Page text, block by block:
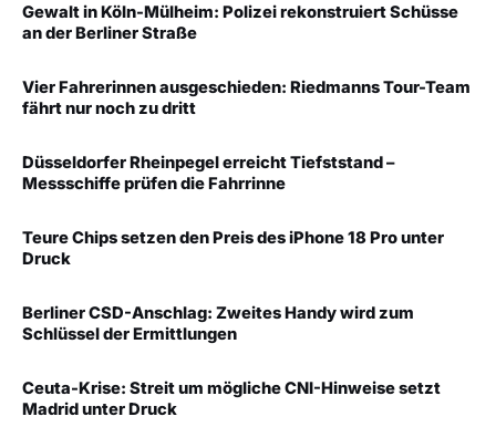
Gewalt in Köln-Mülheim: Polizei rekonstruiert Schüsse
an der Berliner Straße
Vier Fahrerinnen ausgeschieden: Riedmanns Tour-Team
fährt nur noch zu dritt
Düsseldorfer Rheinpegel erreicht Tiefststand –
Messschiffe prüfen die Fahrrinne
Teure Chips setzen den Preis des iPhone 18 Pro unter
Druck
Berliner CSD-Anschlag: Zweites Handy wird zum
Schlüssel der Ermittlungen
Ceuta-Krise: Streit um mögliche CNI-Hinweise setzt
Madrid unter Druck